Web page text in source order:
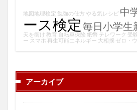
地図地理検定 勉強の仕方 やる気レシピ 中
ース検定 毎日小学生
天を衝け 教育 自転車保険 紙幣 テレワーク 受
ー スマホ 再生可能エネルギー 大相撲 ゼロ・
アーカイブ